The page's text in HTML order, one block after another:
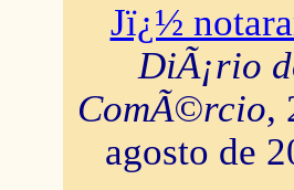
Jï¿½
DiÃ¡rio
ComÃ©rcio,
agosto de